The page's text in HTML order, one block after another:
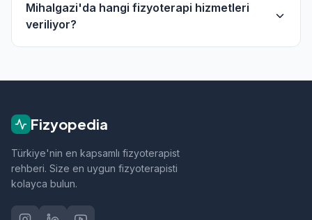
sayfasından telefon veya WhatsApp ile
doğrudan iletişime geçebilirsiniz.
Mihalgazi'da hangi fizyoterapi hizmetleri
veriliyor?
Fizyopedia
Türkiye'nin en kapsamlı fizyoterapist
rehberi. Size en uygun fizyoterapisti
kolayca bulun.